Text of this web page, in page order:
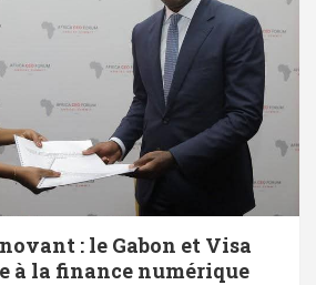
: le Gabon et Visa
à la finance numérique